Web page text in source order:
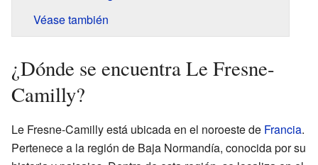
Véase también
¿Dónde se encuentra Le Fresne-
Camilly?
Le Fresne-Camilly está ubicada en el noroeste de Francia.
Pertenece a la región de Baja Normandía, conocida por su